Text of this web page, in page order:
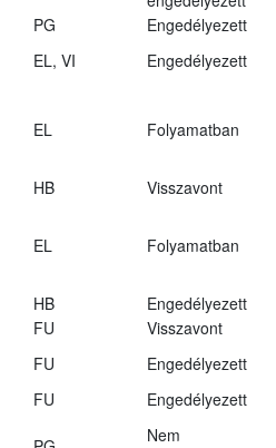
PG
Engedélyezett
EL, VI
Engedélyezett
EL Folyamatban
HB
Visszavont
EL Folyamatban
HB
Engedélyezett
FU
Visszavont
FU
Engedélyezett
FU
Engedélyezett
Nem